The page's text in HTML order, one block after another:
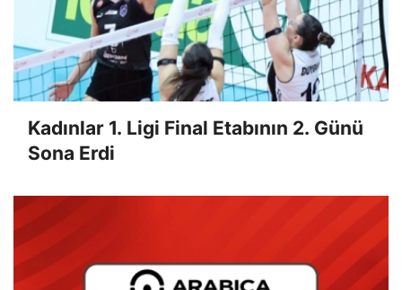
Kadınlar 1. Ligi Final Etabının 2. Günü
Sona Erdi